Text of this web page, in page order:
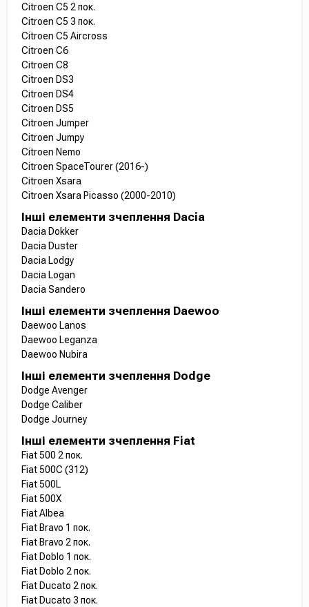
Citroen C5 2 пок.
Citroen C5 3 пок.
Citroen C5 Aircross
Citroen C6
Citroen C8
Citroen DS3
Citroen DS4
Citroen DS5
Citroen Jumper
Citroen Jumpy
Citroen Nemo
Citroen SpaceTourer (2016-)
Citroen Xsara
Citroen Xsara Picasso (2000-2010)
Інші елементи зчеплення Dacia
Dacia Dokker
Dacia Duster
Dacia Lodgy
Dacia Logan
Dacia Sandero
Інші елементи зчеплення Daewoo
Daewoo Lanos
Daewoo Leganza
Daewoo Nubira
Інші елементи зчеплення Dodge
Dodge Avenger
Dodge Caliber
Dodge Journey
Інші елементи зчеплення Fiat
Fiat 500 2 пок.
Fiat 500C (312)
Fiat 500L
Fiat 500X
Fiat Albea
Fiat Bravo 1 пок.
Fiat Bravo 2 пок.
Fiat Doblo 1 пок.
Fiat Doblo 2 пок.
Fiat Ducato 2 пок.
Fiat Ducato 3 пок.